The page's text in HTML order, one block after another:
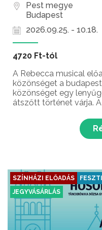
Pest megye
Budapest
2026.09.25. - 10.18.
4720 Ft-tól
A Rebecca musical
közönséget a
közönséget egy
átszőtt történet várja.
mélységében is
SZÍNHÁZI ELŐADÁS
JEGYVÁSÁRLÁS